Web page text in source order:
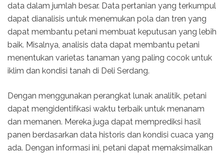
data dalam jumlah besar. Data pertanian yang terkumpul
dapat dianalisis untuk menemukan pola dan tren yang
dapat membantu petani membuat keputusan yang lebih
baik. Misalnya, analisis data dapat membantu petani
menentukan varietas tanaman yang paling cocok untuk
iklim dan kondisi tanah di Deli Serdang.
Dengan menggunakan perangkat lunak analitik, petani
dapat mengidentifikasi waktu terbaik untuk menanam
dan memanen. Mereka juga dapat memprediksi hasil
panen berdasarkan data historis dan kondisi cuaca yang
ada. Dengan informasi ini, petani dapat memaksimalkan